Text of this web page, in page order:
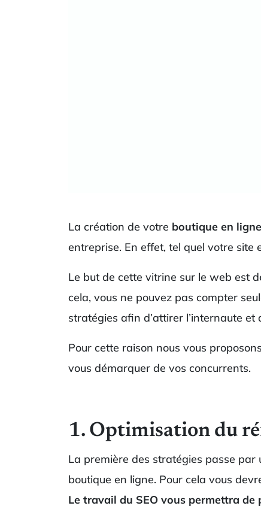
La création de votre boutique en
entreprise. En effet, tel quel votre site
Le but de cette vitrine sur le web est
cela, vous ne pouvez pas compter
stratégies afin d’attirer l’internaute
Pour cette raison nous vous
vous démarquer de vos concurrents.
1. Optimisation du
La première des stratégies passe par
boutique en ligne. Pour cela vous
Le travail du SEO vous permettra